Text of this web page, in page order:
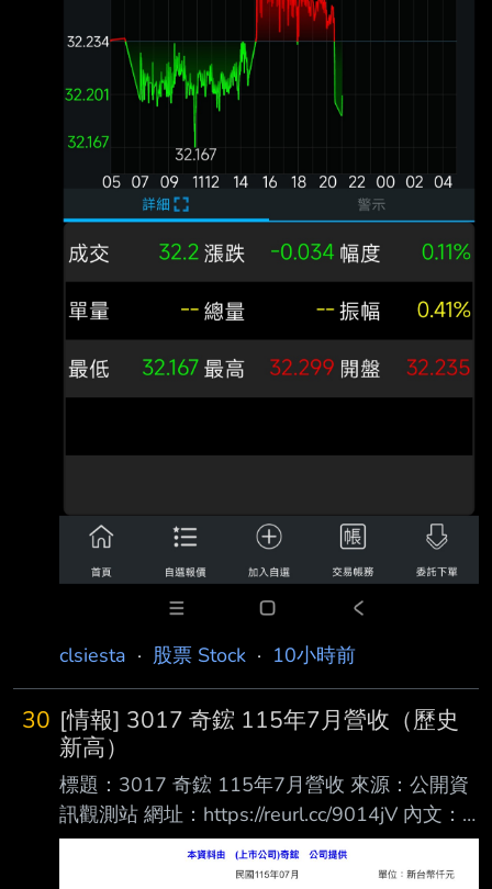
clsiesta · 股票 Stock · 10小時前
30 [情報] 3017 奇鋐 115年7月營收（歷史
新高）
標題：3017 奇鋐 115年7月營收 來源：公開資
訊觀測站 網址：https://reurl.cc/9014jV 內文：
https://i.mopix.cc/GS2PZ1.jpg 7月營收 年增
57.4% 月增5.5% 最近漲很多的奇鋐今天拉回，